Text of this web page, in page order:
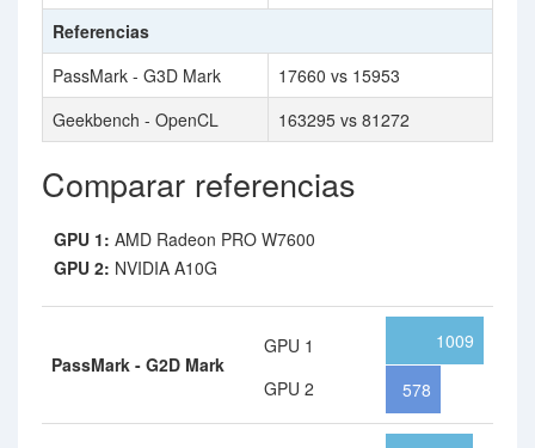
Referencias
PassMark - G3D Mark
17660 vs 15953
Geekbench - OpenCL
163295 vs 81272
Comparar referencias
GPU 1: AMD Radeon PRO W7600
GPU 2: NVIDIA A10G
PassMark - G2D Mark
GPU 1
GPU 2
1009
578